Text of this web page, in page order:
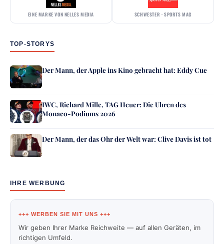
EINE MARKE VON NELLES MEDIA SCHWESTER · SPORTS MAG
TOP-STORYS
Der Mann, der Apple ins Kino gebracht hat: Eddy Cue
IWC, Richard Mille, TAG Heuer: Die Uhren des
Monaco-Podiums 2026
Der Mann, der das Ohr der Welt war: Clive Davis ist tot
IHRE WERBUNG
+++ WERBEN SIE MIT UNS +++
Wir geben Ihrer Marke Reichweite — auf allen Geräten, im
richtigen Umfeld.